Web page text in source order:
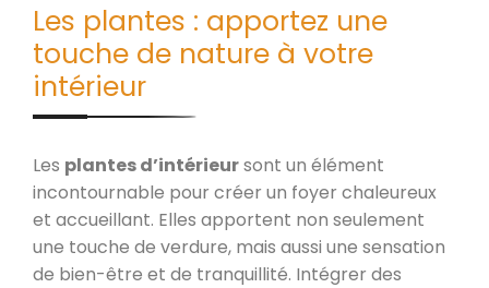
Les plantes : apportez une
touche de nature à votre
intérieur
Les plantes d’intérieursont un élément
incontournable pour créer un foyer chaleureux
et accueillant. Elles apportent non seulement
une touche de verdure, mais aussi une sensation
de bien-être et de tranquillité. Intégrer des